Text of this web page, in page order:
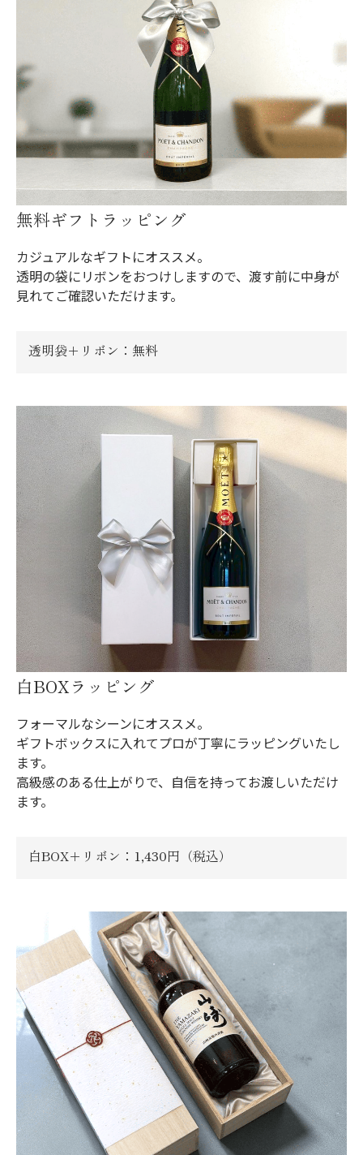
無料ギフトラッピング
カジュアルなギフトにオススメ。
透明の袋にリボンをおつけしますので、渡す前に中身が
見れてご確認いただけます。
透明袋＋リボン：無料
白BOXラッピング
フォーマルなシーンにオススメ。
ギフトボックスに入れてプロが丁寧にラッピングいたし
ます。
高級感のある仕上がりで、自信を持ってお渡しいただけ
ます。
白BOX＋リボン：1,430円（税込）